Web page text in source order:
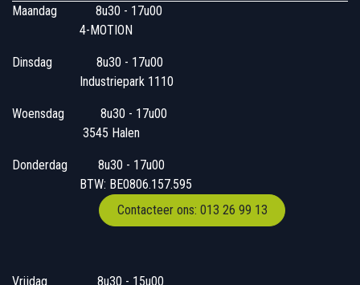
Maandag
​8u30 - 17u00
4-MOTION
Dinsdag
​8u30 - 17u00
Industriepark 1110
Woensdag
​​​ 8u30 - 17u00
3545 Halen
Donderdag
​​8u30 - 17u00
BTW: BE0806.157.595
Contacteer ons: 013 26 99 13
Vrijdag ​8u30 - 15u00